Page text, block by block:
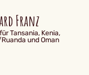
Franz
Tansania, Kenia,
und Oman